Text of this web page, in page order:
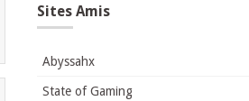
Sites Amis
Abyssahx
State of Gaming